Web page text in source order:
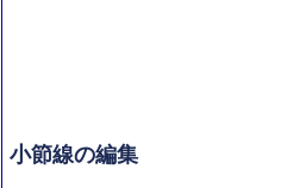
小節線の編集